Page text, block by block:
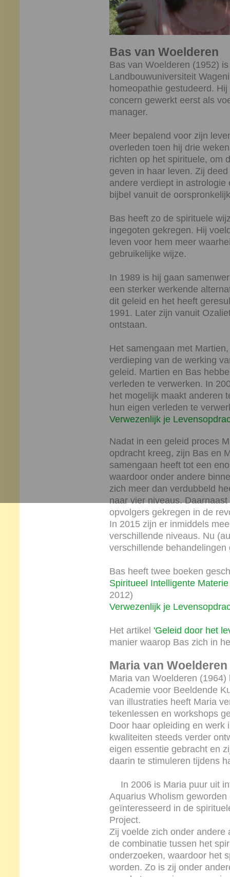
Bas van Woelderen
Bas van Woelderen (1952)
Landbouwuniversiteit
homeopathie gestudeerd.
concern gewerkt eerst als
manager.
Meer bepalend voor zijn
overleden toen hij drie
richten op het spirituele, om
geven in haar leven. Zij
andere verdiept in
bijbel vanuit de
Bas heeft zo de spirituele
ingegoten gekregen. Hij
leven voor hem meer
gebruikelijke wijze.
In 1989 is hij gaan
een sterker werkende
dit geleid en het heeft
1991. Later zijn vanuit
ontstaan.
Het samengaan met
verdieping van de werking
geleid. Martien en Bas
verleden te verwerken. In
het mogelijk maakt anderen
hun eigen verleden te
Verwezenlijk je
Nadat in een geleid proces
opdracht kreeg, zijn Bas en
samengaan heeft tot een
waardoor onder andere
zich meer dan verdubbeld
naar vier niveaus.
opvolgers gekregen in de
In 2015 zijn er inmiddels
verschillende niveaus. Nu
verschillende behandelingen
Bas heeft twee boeken
Spiritueel Intelligente Materie
2012)
Verwezenlijk je
Het artikel 'Geleid door het
manier waarop Bas zich in
Maria van Woelderen
Maria van Woelderen
Academie voor Beeldende
van illustraties heeft Maria
tekenlessen en workshops
Door haar opleiding en werk
kwaliteiten steeds verder
eigen essentie gebracht en
daarin te stimuleren tijdens
In 2006 is Maria puur uit
Aquarius Wholism
geïnteresseerd in de
Project.
Zij voelde zich onder andere
de combinatie tussen het
onderzoeken, waardoor het
worden. Zo is zij onder